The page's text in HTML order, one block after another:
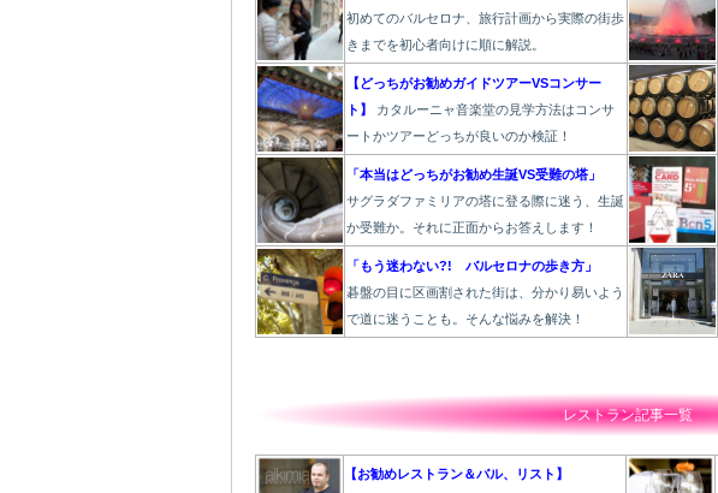
初めてのバルセロナ、旅行計画から実際の街歩
きまでを初心者向けに順に解説。
【どっちがお勧めガイドツアーVSコンサー
ト】
カタルーニャ音楽堂の見学方法はコンサ
ートかツアーどっちが良いのか検証！
「本当はどっちがお勧め生誕VS受難の塔」
サグラダファミリアの塔に登る際に迷う、生誕
か受難か。それに正面からお答えします！
「もう迷わない?! バルセロナの歩き方」
碁盤の目に区画割された街は、分かり易いよう
で道に迷うことも。そんな悩みを解決！
レストラン記事一覧
【お勧めレストラン＆バル、リスト】